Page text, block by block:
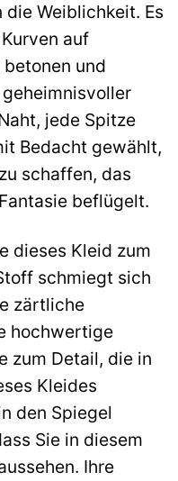
die Weiblichkeit. Es
auf
und
jede Spitze
Bedacht gewählt,
schaffen, das
beflügelt.
dieses Kleid zum
schmiegt sich
zärtliche
hochwertige
zum Detail, die in
Kleides
den Spiegel
Sie in diesem
Ihre